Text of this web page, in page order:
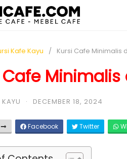
Kafe Kayu Kursi Cafe Minimalis
Cafe
· DECEMBER 18, 2024
Facebook Twitter